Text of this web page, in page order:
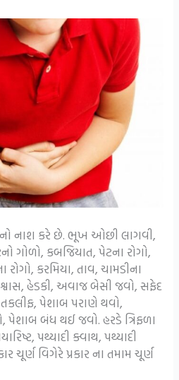
નો નાશ કરે છે. ભૂખ ઓછી લાગવી,
ગોળો, કબજિયાત, પેટના રોગો,
કરમિયા, તાવ, ચામડીના
હેડકી, અવાજ બેસી જવો, સફેદ
પેશાબ પરાણે થવો,
પેશાબ બંધ થઈ જવો. હરડે ત્રિફળા
પથ્યાદી ક્વાથ, પથ્યાદી
ચૂર્ણ વિગેરે પ્રકાર ના તમામ ચૂર્ણ